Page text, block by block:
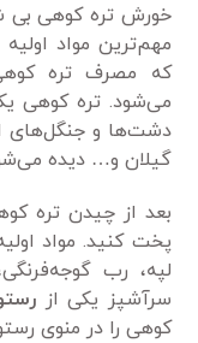
خورش تره کوهی بی
مهم‌ترین مواد
که مصرف تره
می‌شود. تره کوهی
دشت‌ها و جنگل‌های
گیلان و… دیده
بعد از چیدن تره‌
پخت کنید. مواد
لپه، رب
سرآشپز یکی از
کوهی را در منوی